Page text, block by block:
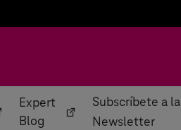
Expert
Blog
Subscríbete a la
Newsletter